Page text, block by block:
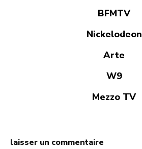
BFMTV
Nickelodeon
Arte
W9
Mezzo TV
laisser un commentaire